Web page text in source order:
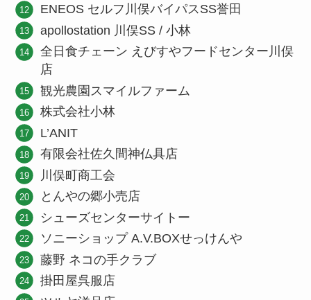
ENEOS セルフ川俣バイパスSS誉田
apollostation 川俣SS / 小林
全日食チェーン えびすやフードセンター川俣
店
観光農園スマイルファーム
株式会社小林
L’ANIT
有限会社佐久間神仏具店
川俣町商工会
とんやの郷小売店
シューズセンターサイトー
ソニーショップ A.V.BOXせっけんや
藤野 ネコの手クラブ
掛田屋呉服店